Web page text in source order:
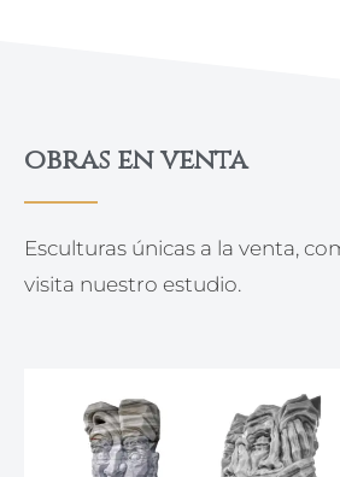
obras en venta
Esculturas únicas a la venta,
visita nuestro estudio.